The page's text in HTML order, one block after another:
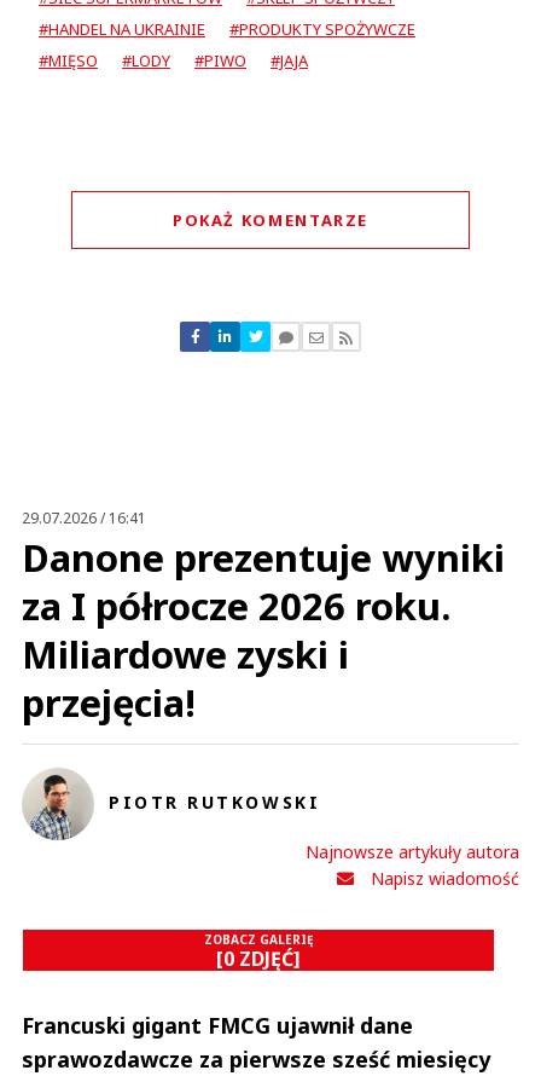
#HANDEL NA UKRAINIE
#PRODUKTY SPOŻYWCZE
#MIĘSO
#LODY #PIWO #JAJA
POKAŻ KOMENTARZE
Nie znaleziono komentarzy
Zostaw swoje komentarze
29.07.2026 / 16:41
Danone prezentuje wyniki
za I półrocze 2026 roku.
Miliardowe zyski i
przejęcia!
PIOTR RUTKOWSKI
Najnowsze artykuły autora
Napisz wiadomość
ZOBACZ GALERIĘ
[0 ZDJĘĆ]
Francuski gigant FMCG ujawnił dane
sprawozdawcze za pierwsze sześć miesięcy